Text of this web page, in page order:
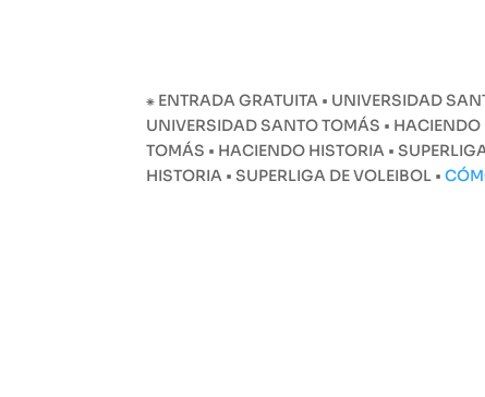
⁕ ENTRADA GRATUITA • UNIVERSIDAD
UNIVERSIDAD SANTO TOMÁS •
TOMÁS • HACIENDO HISTORIA •
HISTORIA • SUPERLIGA DE VOLEIBOL •